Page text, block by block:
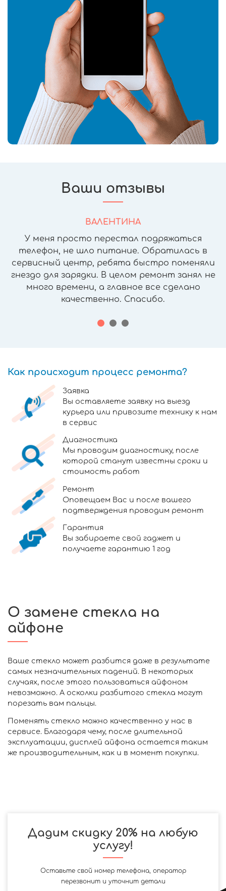
Ваши отзывы
ВАЛЕНТИНА
У меня просто перестал подряжаться
телефон, не шло питание. Обратилась в
сервисный центр, ребята быстро поменяли
гнездо для зарядки. В целом ремонт занял не
много времени, а главное все сделано
качественно. Спасибо.
Как происходит процесс ремонта?
Заявка
Вы оставляете заявку на выезд
курьера или привозите технику к нам
в сервис
Диагностика
Мы проводим диагностику, после
которой станут известны сроки и
стоимость работ
Ремонт
Оповещаем Вас и после вашего
подтверждения проводим ремонт
Гарантия
Вы забираете свой гаджет и
получаете гарантию 1 год
О замене стекла на
айфоне
Ваше стекло может разбится даже в результате
самых незначительных падений. В некоторых
случаях, после этого пользоваться айфоном
невозможно. А осколки разбитого стекла могут
порезать вам пальцы.
Поменять стекло можно качественно у нас в
сервисе. Благодаря чему, после длительной
эксплуатации, дисплей айфона остается таким
же производительным, как и в момент покупки.
Дадим скидку 20% на любую
услугу!
Оставьте свой номер телефона, оператор
перезвонит и уточнит детали